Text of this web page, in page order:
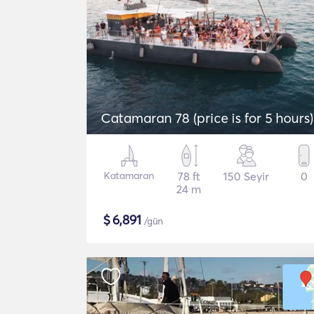
Catamaran 78 (price is for 5 hours)
Katamaran
78 ft
24 m
150 Seyir 0
$6,891 /gün